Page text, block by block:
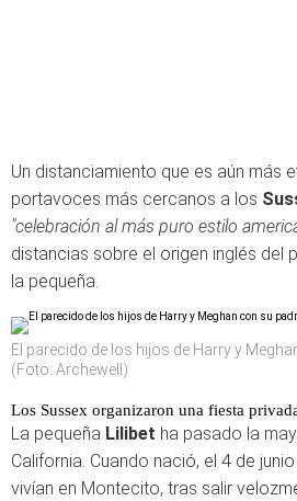
Un distanciamiento que es aún más
portavoces más cercanos a los
"celebración al más puro estilo
distancias sobre el origen inglés del
la pequeña.
El parecido de los hijos de Harry y
(Foto: Archewell)
Los Sussex organizaron una fiesta
La pequeña Lilibet ha pasado la
California. Cuando nació, el 4 de
vivían en Montecito, tras salir